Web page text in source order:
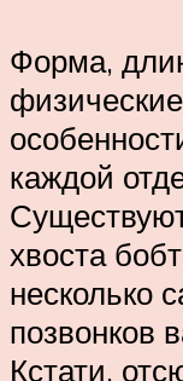
Форма,
каждой
хвоста
несколько
позвонков
Кстати,